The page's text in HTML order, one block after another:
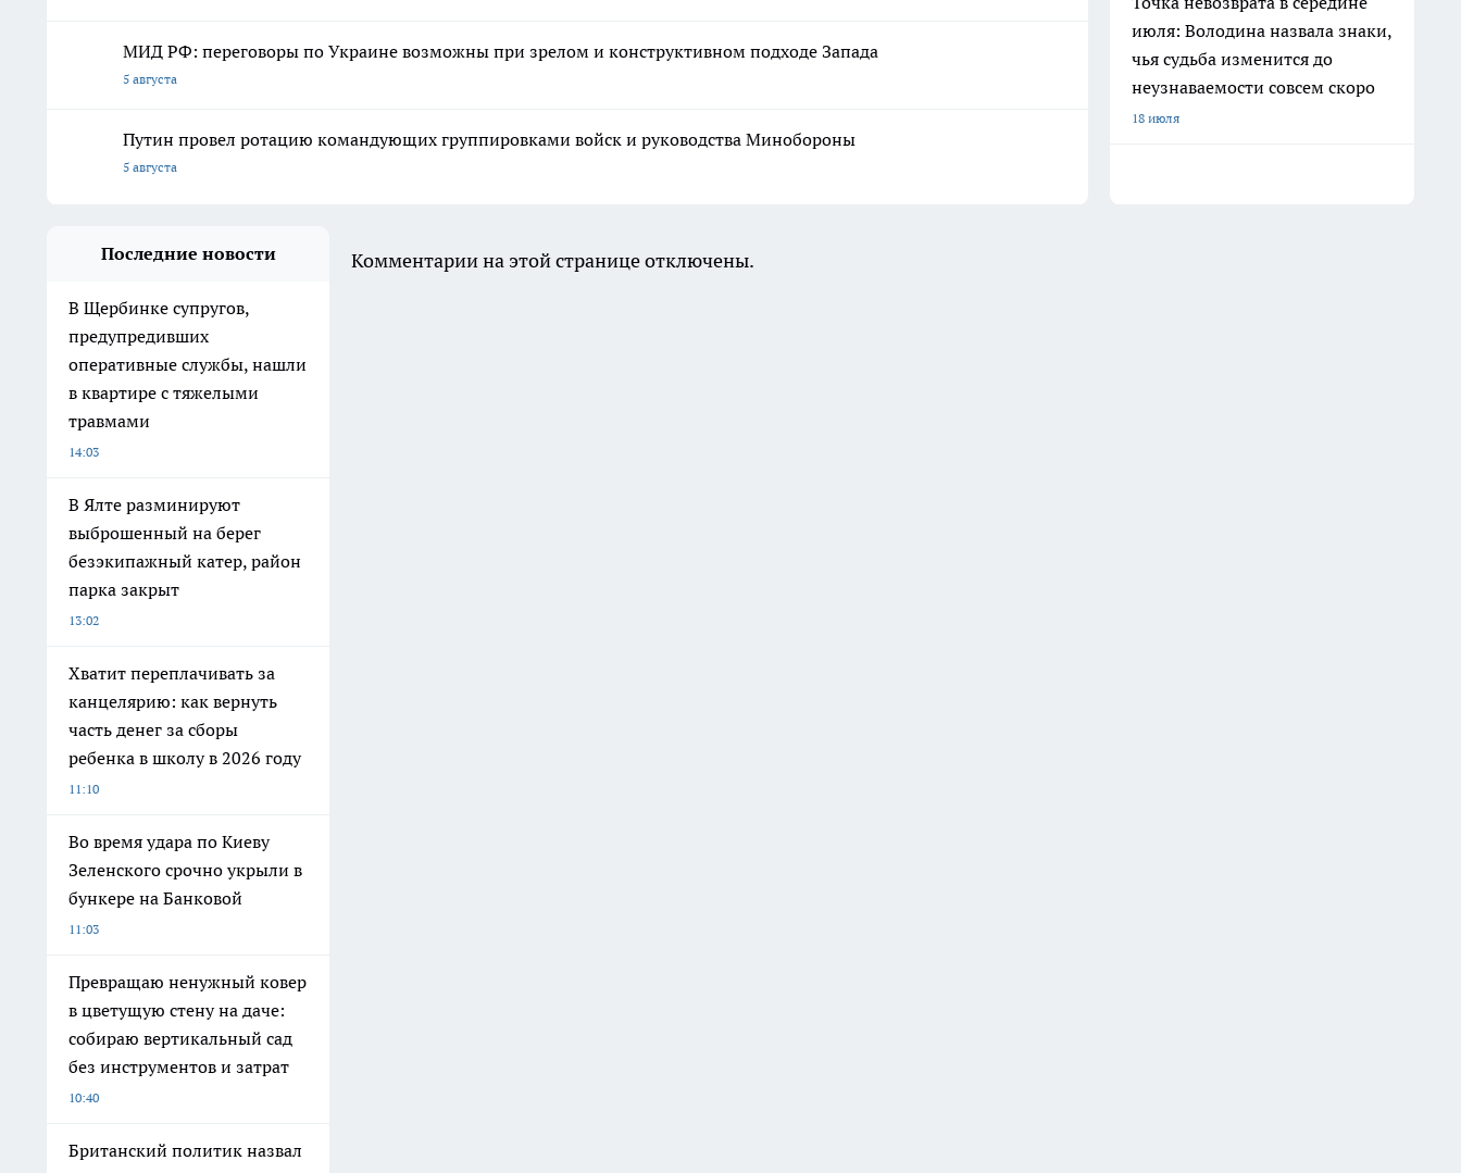
МИД РФ: переговоры по Украине возможны при зрелом и конструктивном подходе Запада
5 августа
Путин провел ротацию командующих группировками войск и руководства Минобороны
5 августа
июля: Володина назвала знаки,
чья судьба изменится до
неузнаваемости совсем скоро
18 июля
Последние новости
В Щербинке супругов,
предупредивших
оперативные службы, нашли
в квартире с тяжелыми
травмами
14:03
В Ялте разминируют
выброшенный на берег
безэкипажный катер, район
парка закрыт
13:02
Хватит переплачивать за
канцелярию: как вернуть
часть денег за сборы
ребенка в школу в 2026 году
11:10
Во время удара по Киеву
Зеленского срочно укрыли в
бункере на Банковой
11:03
Превращаю ненужный ковер
в цветущую стену на даче:
собираю вертикальный сад
без инструментов и затрат
10:40
Британский политик назвал
Комментарии на этой странице отключены.